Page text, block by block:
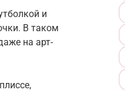
и
В таком
на арт-